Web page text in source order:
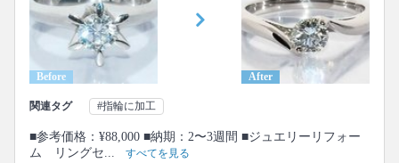
Before After
関連タグ #指輪に加工
■参考価格：¥88,000 ■納期：2〜3週間 ■ジュエリーリフォー
ム リングセ...
すべてを見る